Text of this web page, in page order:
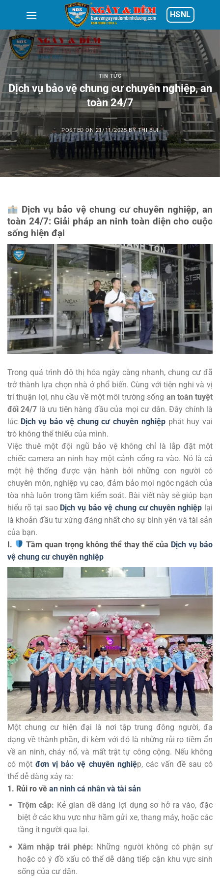
content
HSNL
TIN TỨC
Dịch vụ bảo vệ chung cư chuyên nghiệp, an
toàn 24/7
POSTED ON21/11/2025 BYTHI BUI
Dịch vụ bảo vệ chung cư chuyên nghiệp, an
toàn 24/7: Giải pháp an ninh toàn diện cho cuộc
sống hiện đại
Trong quá trình đô thị hóa ngày càng nhanh, chung cư đã
trở thành lựa chọn nhà ở phổ biến. Cùng với tiện nghi và vị
trí thuận lợi, nhu cầu về một môi trường sống an toàn tuyệt
đối 24/7 là ưu tiên hàng đầu của mọi cư dân. Đây chính là
lúc Dịch vụ bảo vệ chung cư chuyên nghiệpphát huy vai
trò không thể thiếu của mình.
Việc thuê một đội ngũ bảo vệ không chỉ là lắp đặt một
chiếc camera an ninh hay một cánh cổng ra vào. Nó là cả
một hệ thống được vận hành bởi những con người có
chuyên môn, nghiệp vụ cao, đảm bảo mọi ngóc ngách của
tòa nhà luôn trong tầm kiểm soát. Bài viết này sẽ giúp bạn
hiểu rõ tại sao Dịch vụ bảo vệ chung cư chuyên nghiệp lại
là khoản đầu tư xứng đáng nhất cho sự bình yên và tài sản
của bạn.
I.
Tầm quan trọng không thể thay thế của Dịch vụ bảo
vệ chung cư chuyên nghiệp
Một chung cư hiện đại là nơi tập trung đông người, đa
dạng về thành phần, đi kèm với đó là những rủi ro tiềm ẩn
về an ninh, cháy nổ, và mất trật tự công cộng. Nếu không
có mộtđơn vị bảo vệ chuyên nghiệp, các vấn đề sau có
thể dễ dàng xảy ra:
1. Rủi ro về an ninh cá nhân và tài sản
Trộm cắp: Kẻ gian dễ dàng lợi dụng sơ hở ra vào, đặc
biệt ở các khu vực như hầm gửi xe, thang máy, hoặc các
tầng ít người qua lại.
Xâm nhập trái phép: Những người không có phận sự
hoặc có ý đồ xấu có thể dễ dàng tiếp cận khu vực sinh
sống của cư dân.